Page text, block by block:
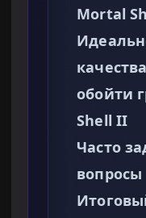
Mortal
обойти
Shell II
Часто
вопросы